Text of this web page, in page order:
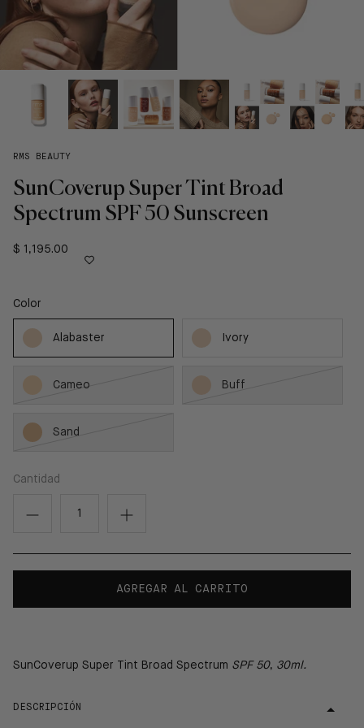
RMS BEAUTY
SunCoverup Super Tint Broad
Spectrum SPF 50 Sunscreen
$ 1,195.00
Color
Alabaster Ivory
Cameo Buff
Sand
Cantidad
AGREGAR AL CARRITO
SunCoverup Super Tint Broad Spectrum SPF 50, 30ml.
DESCRIPCIÓN